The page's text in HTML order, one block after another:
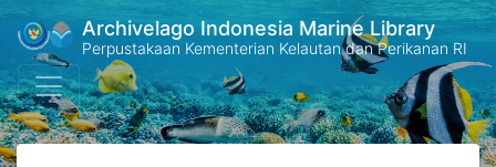
Archivelago Indonesia Marine Library
Perpustakaan Kementerian Kelautan dan Perikanan RI